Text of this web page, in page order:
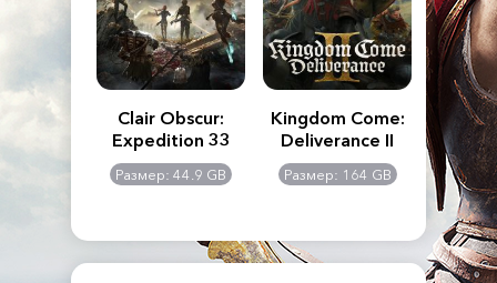
Creed
Clair Obscur:
Expedition 33
Размер: 44.9 GB
Kingdom Come:
Deliverance II
Размер: 164 GB
The